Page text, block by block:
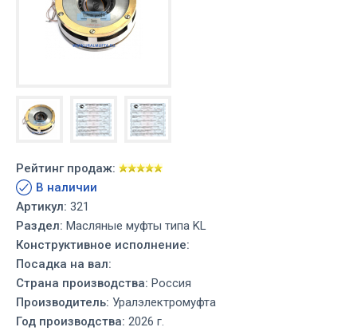
Рейтинг продаж:
В наличии
Артикул: 321
Раздел: Масляные муфты типа KL
Конструктивное исполнение:
Посадка на вал:
Страна производства: Россия
Производитель: Уралэлектромуфта
Год производства: 2026 г.